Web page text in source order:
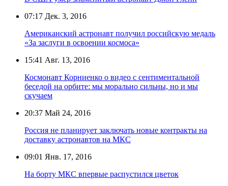
07:17 Дек. 3, 2016
Американский астронавт получил российскую медаль
«За заслуги в освоении космоса»
15:41 Авг. 13, 2016
Космонавт Корниенко о видео с сентиментальной
беседой на орбите: мы морально сильны, но и мы
скучаем
20:37 Май 24, 2016
Россия не планирует заключать новые контракты на
доставку астронавтов на МКС
09:01 Янв. 17, 2016
На борту МКС впервые распустился цветок